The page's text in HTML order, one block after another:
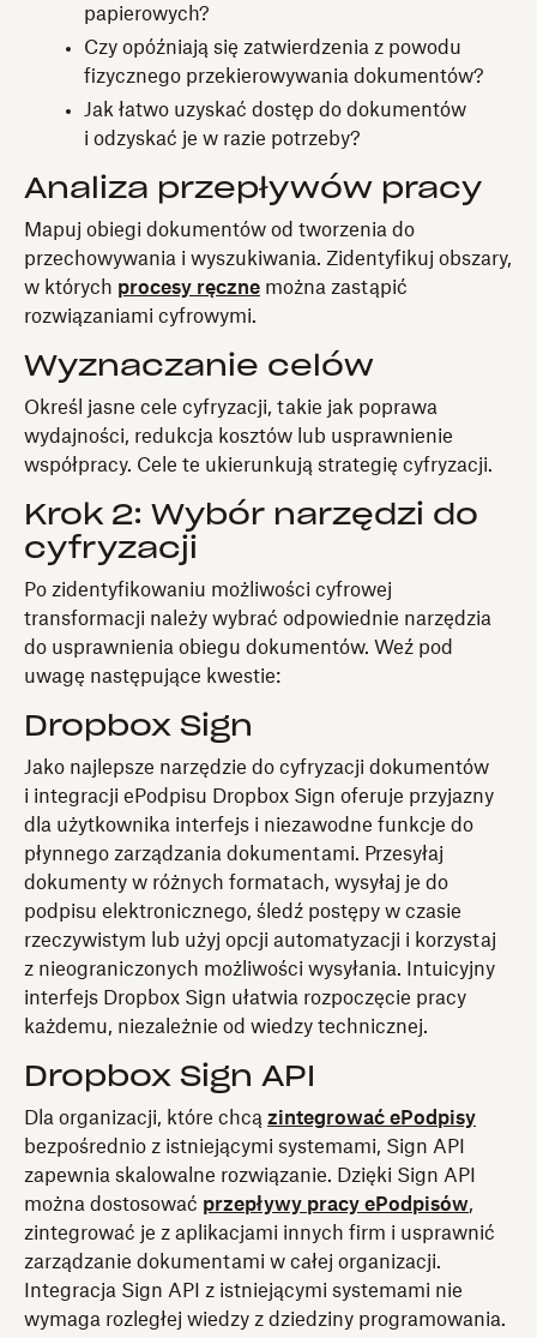
papierowych?
Czy opóźniają się zatwierdzenia z powodu
fizycznego przekierowywania dokumentów?
Jak łatwo uzyskać dostęp do dokumentów
i odzyskać je w razie potrzeby?
Analiza przepływów pracy
Mapuj obiegi dokumentów od tworzenia do
przechowywania i wyszukiwania. Zidentyfikuj obszary,
w których procesy ręczne można zastąpić
rozwiązaniami cyfrowymi.
Wyznaczanie celów
Określ jasne cele cyfryzacji, takie jak poprawa
wydajności, redukcja kosztów lub usprawnienie
współpracy. Cele te ukierunkują strategię cyfryzacji.
Krok 2: Wybór narzędzi do
cyfryzacji
Po zidentyfikowaniu możliwości cyfrowej
transformacji należy wybrać odpowiednie narzędzia
do usprawnienia obiegu dokumentów. Weź pod
uwagę następujące kwestie:
Dropbox Sign
Jako najlepsze narzędzie do cyfryzacji dokumentów
i integracji ePodpisu Dropbox Sign oferuje przyjazny
dla użytkownika interfejs i niezawodne funkcje do
płynnego zarządzania dokumentami. Przesyłaj
dokumenty w różnych formatach, wysyłaj je do
podpisu elektronicznego, śledź postępy w czasie
rzeczywistym lub użyj opcji automatyzacji i korzystaj
z nieograniczonych możliwości wysyłania. Intuicyjny
interfejs Dropbox Sign ułatwia rozpoczęcie pracy
każdemu, niezależnie od wiedzy technicznej.
Dropbox Sign API
Dla organizacji, które chcą zintegrować ePodpisy
bezpośrednio z istniejącymi systemami, Sign API
zapewnia skalowalne rozwiązanie. Dzięki Sign API
można dostosować przepływy pracy ePodpisów,
zintegrować je z aplikacjami innych firm i usprawnić
zarządzanie dokumentami w całej organizacji.
Integracja Sign API z istniejącymi systemami nie
wymaga rozległej wiedzy z dziedziny programowania.